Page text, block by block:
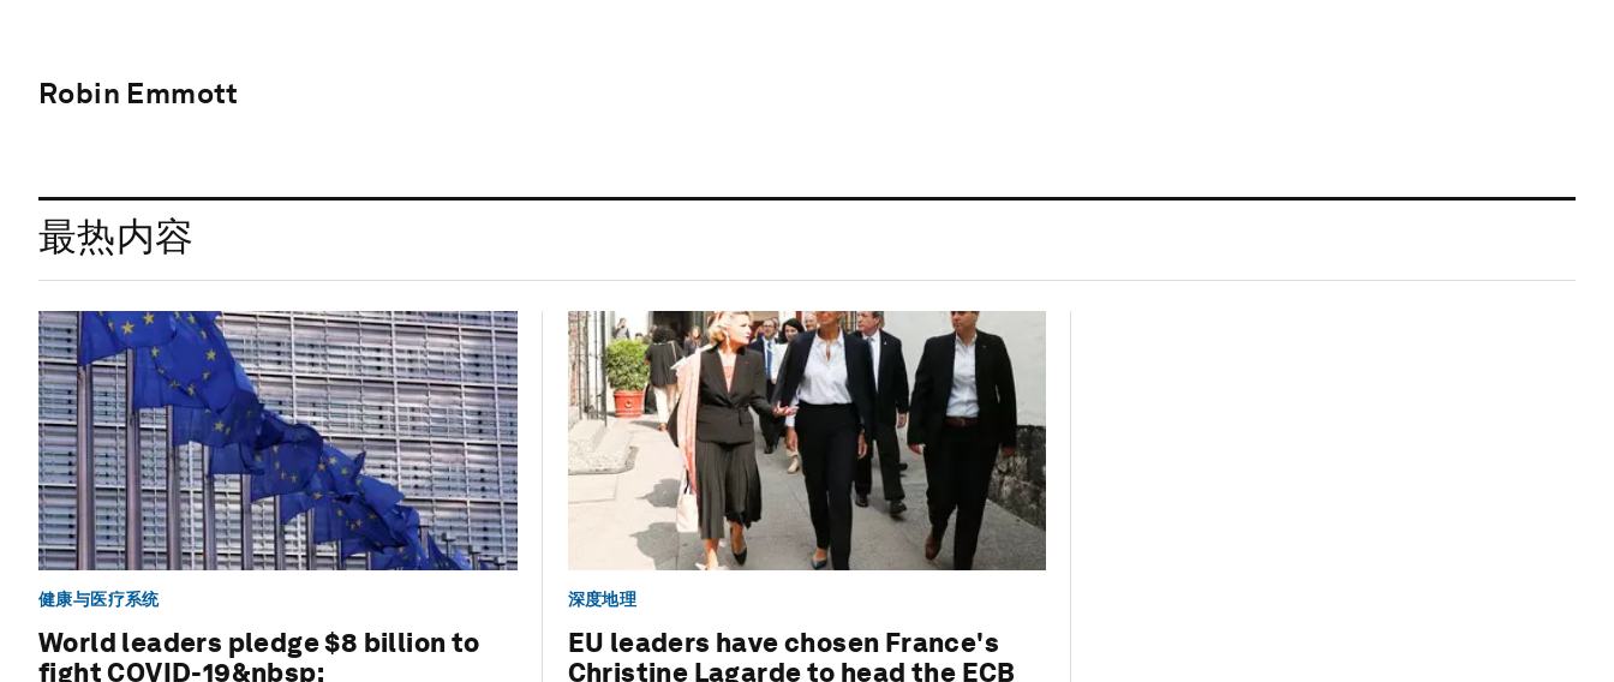
Robin Emmott
最热内容
健康与医疗系统
World leaders pledge $8 billion to
fight COVID-19&nbsp;
深度地理
EU leaders have chosen France's
Christine Lagarde to head the ECB